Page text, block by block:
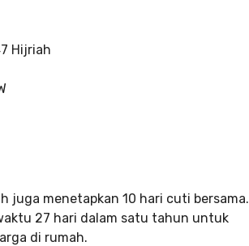
Hijriah
juga menetapkan 10 hari cuti bersama.
27 hari dalam satu tahun untuk
di rumah.